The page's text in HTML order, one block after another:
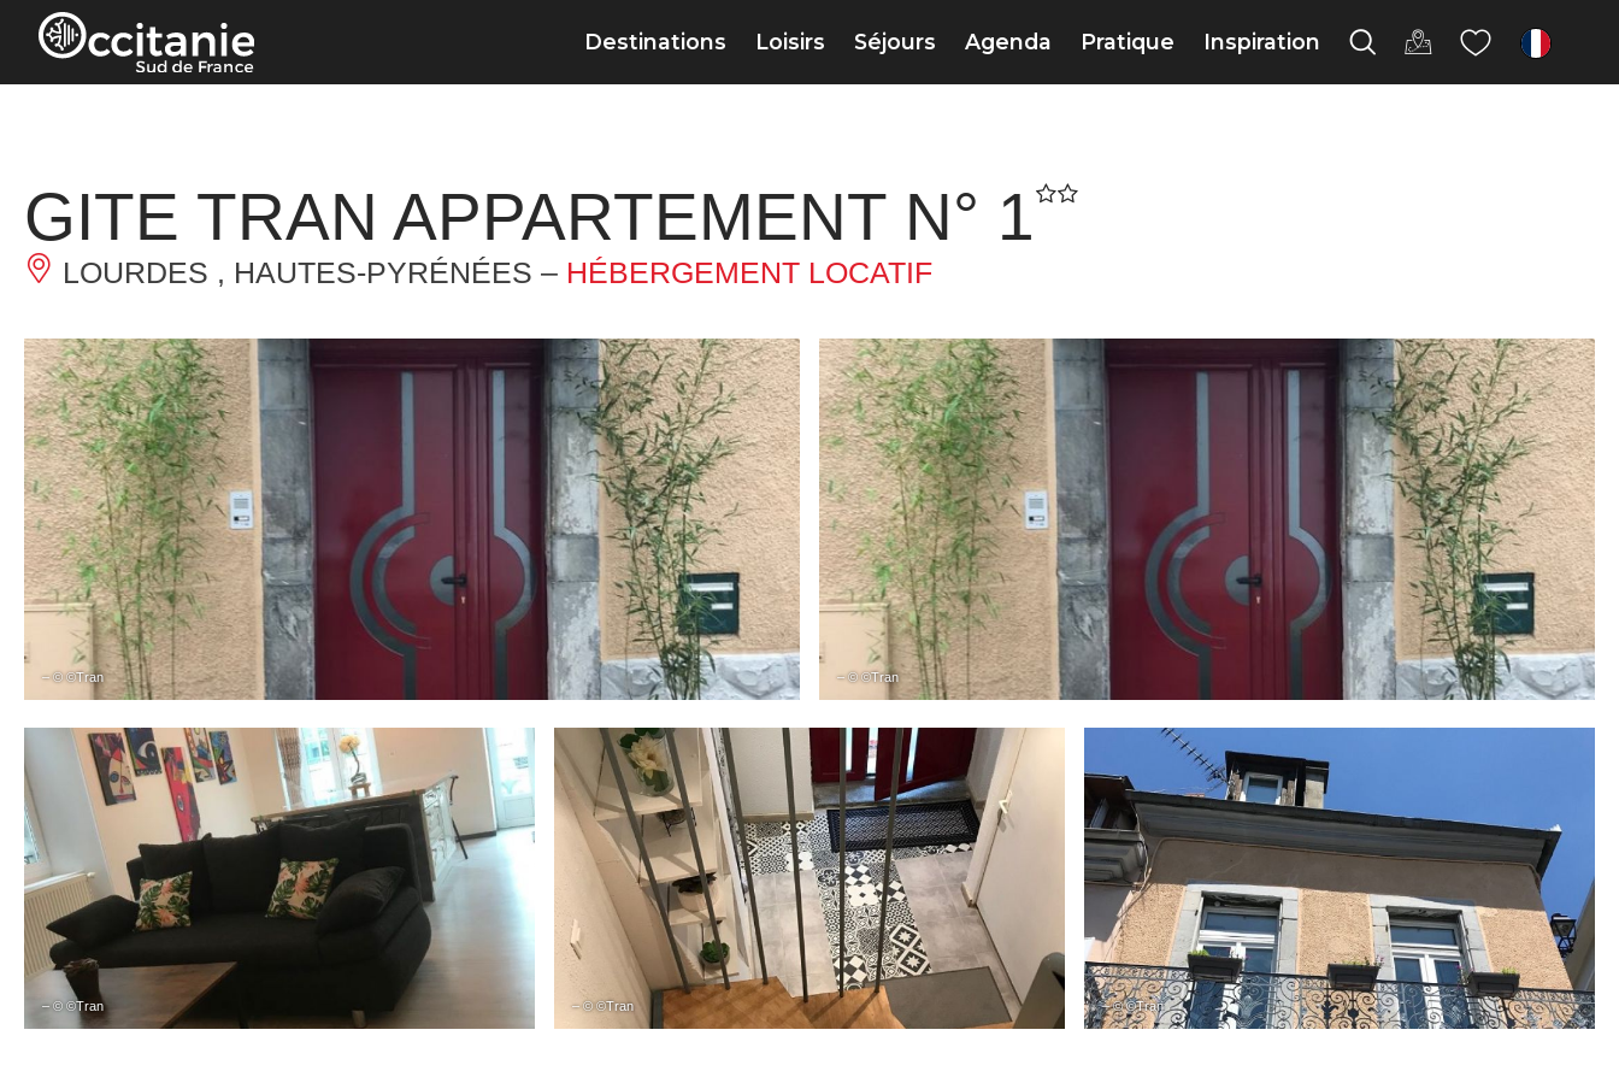
Panneau de gestion des cookies
Destinations Loisirs Séjours Agenda Pratique Inspiration fr
GITE TRAN APPARTEMENT N° 1
LOURDES , HAUTES-PYRÉNÉES – HÉBERGEMENT LOCATIF
– © ©Tran – © ©Tran
– © ©Tran – © ©Tran – © ©Tran